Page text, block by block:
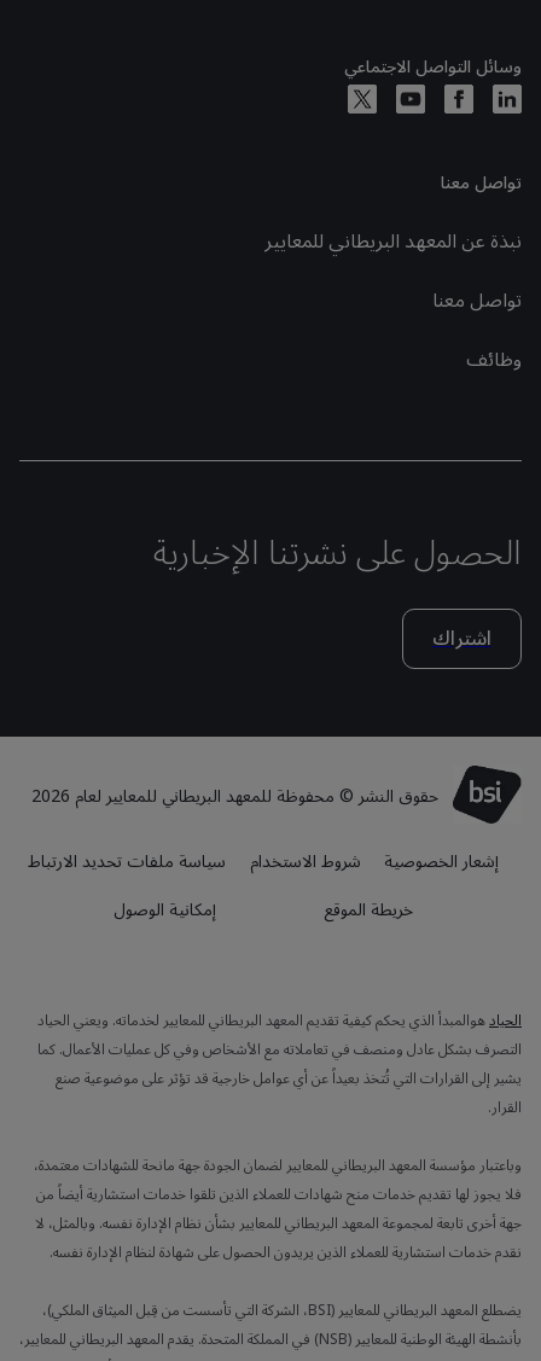
وسائل التواصل الاجتماعي
تواصل معنا
نبذة عن المعهد البريطاني للمعايير
تواصل معنا
وظائف
الحصول على نشرتنا الإخبارية
اشتراك
حقوق النشر © محفوظة للمعهد البريطاني للمعايير لعام 2026
إشعار الخصوصية
شروط الاستخدام
سياسة ملفات تحديد الارتباط
خريطة الموقع
إمكانية الوصول
الحيادهوالمبدأ الذي يحكم كيفية تقديم المعهد البريطاني للمعايير لخدماته. ويعني الحياد
التصرف بشكل عادل ومنصف في تعاملاته مع الأشخاص وفي كل عمليات الأعمال. كما
يشير إلى القرارات التي تُتخذ بعيداً عن أي عوامل خارجية قد تؤثر على موضوعية صنع
القرار.
وباعتبار مؤسسة المعهد البريطاني للمعايير لضمان الجودة جهة مانحة للشهادات معتمدة،
فلا يجوز لها تقديم خدمات منح شهادات للعملاء الذين تلقوا خدمات استشارية أيضاً من
جهة أخرى تابعة لمجموعة المعهد البريطاني للمعايير بشأن نظام الإدارة نفسه. وبالمثل، لا
نقدم خدمات استشارية للعملاء الذين يريدون الحصول على شهادة لنظام الإدارة نفسه.
يضطلع المعهد البريطاني للمعايير (BSI، الشركة التي تأسست من قِبل الميثاق الملكي)،
بأنشطة الهيئة الوطنية للمعايير (NSB) في المملكة المتحدة. يقدم المعهد البريطاني للمعايير،